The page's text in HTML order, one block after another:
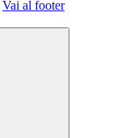
Vai al footer